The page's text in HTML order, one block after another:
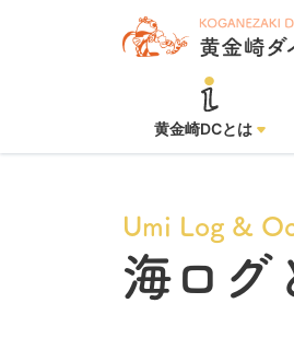
黄金崎DCとは
Umi Log &
海ログ